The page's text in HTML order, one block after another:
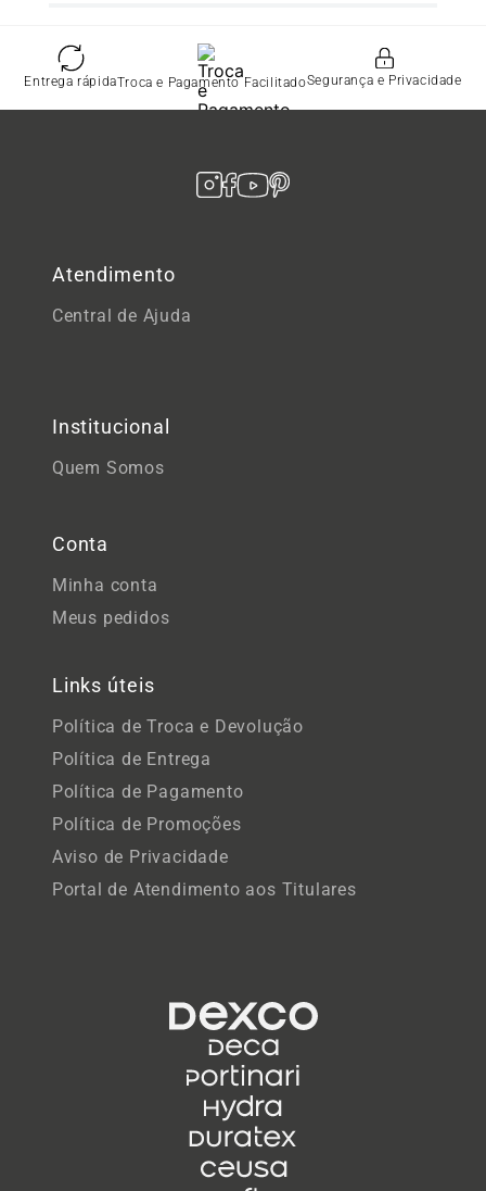
Entrega rápidaTroca e Pagamento FacilitadoSegurança e Privacidade
Atendimento
Central de Ajuda
Institucional
Quem Somos
Conta
Minha conta
Meus pedidos
Links úteis
Política de Troca e Devolução
Política de Entrega
Política de Pagamento
Política de Promoções
Aviso de Privacidade
Portal de Atendimento aos Titulares